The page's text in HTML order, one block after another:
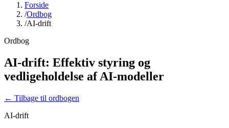
Forside
/Ordbog
/AI-drift
Ordbog
AI-drift: Effektiv styring og
vedligeholdelse af AI-modeller
← Tilbage til ordbogen
AI-drift